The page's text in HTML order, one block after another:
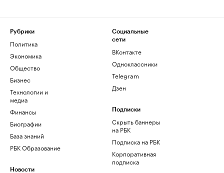
Рубрики
Политика
Экономика
Общество
Бизнес
Технологии и
медиа
Финансы
Биографии
База знаний
РБК Образование
Новости
Социальные
сети
ВКонтакте
Одноклассники
Telegram
Дзен
Подписки
Скрыть баннеры
на РБК
Подписка на РБК
Корпоративная
подписка